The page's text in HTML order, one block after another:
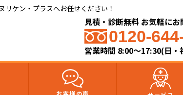
ケン・プラスへお任せください！
見積・診断無料 お気軽に
0120-
営業時間 8:00〜17:30(日・
お客様の声